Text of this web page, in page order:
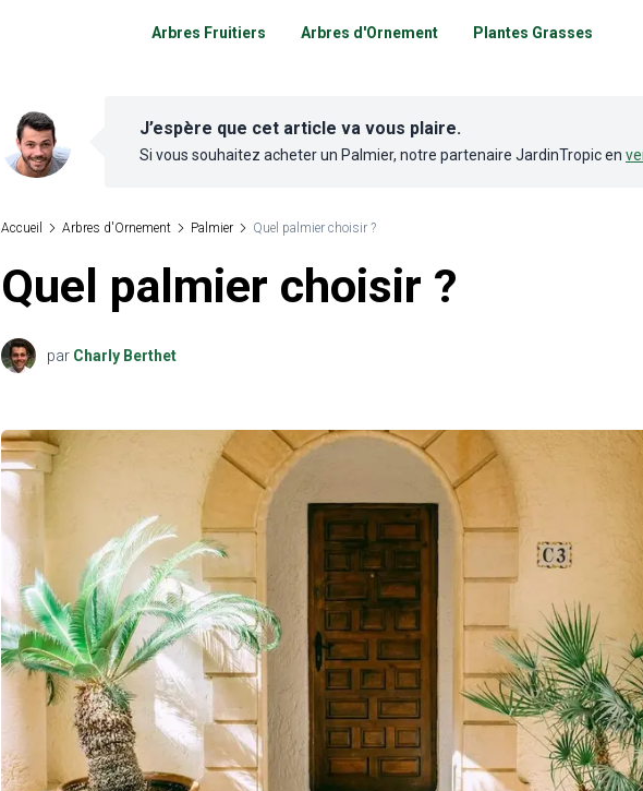
Arbres Fruitiers Arbres d'Ornement Plantes Grasses
J’espère que cet article va vous plaire.
Si vous souhaitez acheter un Palmier, notre partenaire JardinTropicen
Accueil Arbres d'Ornement Palmier Quel palmier choisir ?
Quel palmier choisir ?
par Charly Berthet